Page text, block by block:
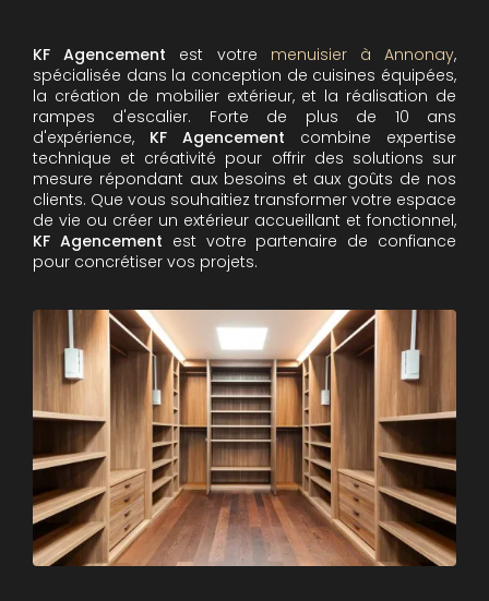
KF Agencement est votre menuisier à Annonay,
spécialisée dans la conception de cuisines équipées,
la création de mobilier extérieur, et la réalisation de
rampes d'escalier. Forte de plus de 10 ans
d'expérience, KF Agencement combine expertise
technique et créativité pour offrir des solutions sur
mesure répondant aux besoins et aux goûts de nos
clients. Que vous souhaitiez transformer votre espace
de vie ou créer un extérieur accueillant et fonctionnel,
KF Agencement est votre partenaire de confiance
pour concrétiser vos projets.